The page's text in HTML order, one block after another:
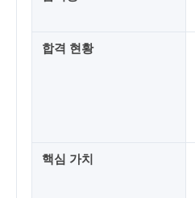
합격 현황
핵심 가치